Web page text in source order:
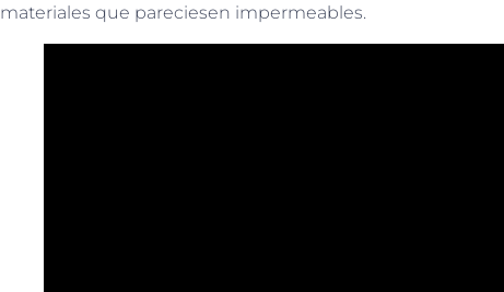
materiales que pareciesen impermeables.